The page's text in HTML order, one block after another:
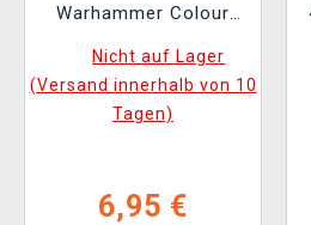
Warhammer Colour
Nicht auf Lager
(Versand innerhalb von 10
Tagen)
6,95 €